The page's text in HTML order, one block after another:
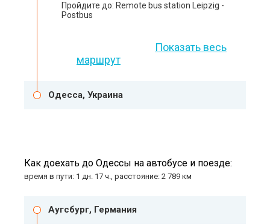
Пройдите до: Remote bus station Leipzig -
Postbus
Показать весь
маршрут
Одесса, Украина
Как доехать до Одессы на автобусе и поезде:
время в пути: 1 дн. 17 ч., расстояние: 2 789 км
Аугсбург, Германия